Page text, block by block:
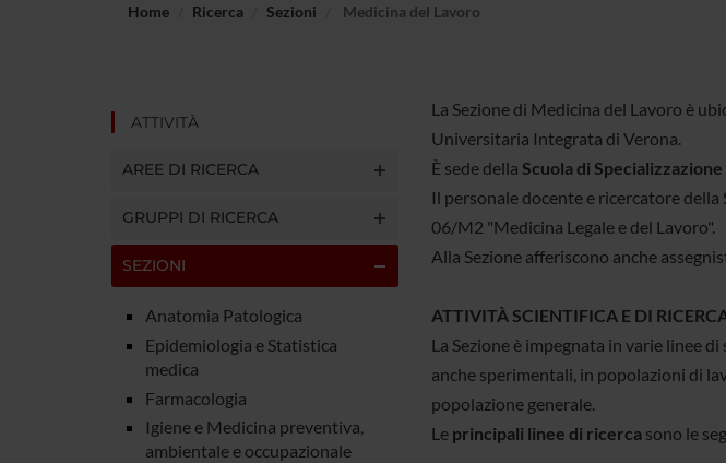
Home Ricerca Sezioni Medicina del Lavoro
ATTIVITÀ
AREE DI RICERCA
GRUPPI DI RICERCA
SEZIONI
Anatomia Patologica
Epidemiologia e Statistica
medica
Farmacologia
Igiene e Medicina preventiva,
ambientale e occupazionale
La Sezione di Medicina del Lavoro è
Universitaria Integrata di Verona.
È sede della Scuola di
Il personale docente e ricercatore
06/M2 "Medicina Legale e del Lavoro".
Alla Sezione afferiscono anche
ATTIVITÀ SCIENTIFICA E DI
La Sezione è impegnata in varie linee
anche sperimentali, in popolazioni di
popolazione generale.
Le principali linee di ricercasono le